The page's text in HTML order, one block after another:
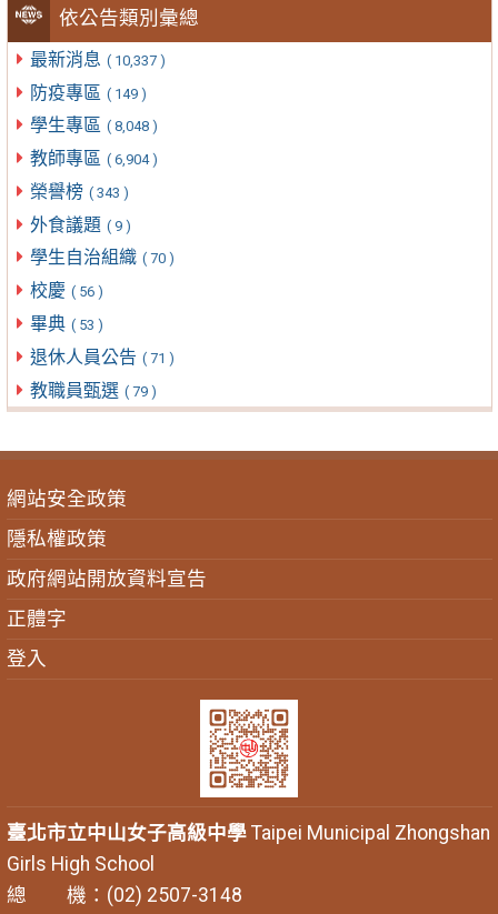
依公告類別彙總
最新消息 ( 10,337 )
防疫專區 ( 149 )
學生專區 ( 8,048 )
教師專區 ( 6,904 )
榮譽榜 ( 343 )
外食議題 ( 9 )
學生自治組織 ( 70 )
校慶 ( 56 )
畢典 ( 53 )
退休人員公告 ( 71 )
教職員甄選 ( 79 )
網站安全政策
隱私權政策
政府網站開放資料宣告
正體字
登入
臺北市立中山女子高級中學Taipei Municipal Zhongshan
Girls High School
總 機：(02) 2507-3148